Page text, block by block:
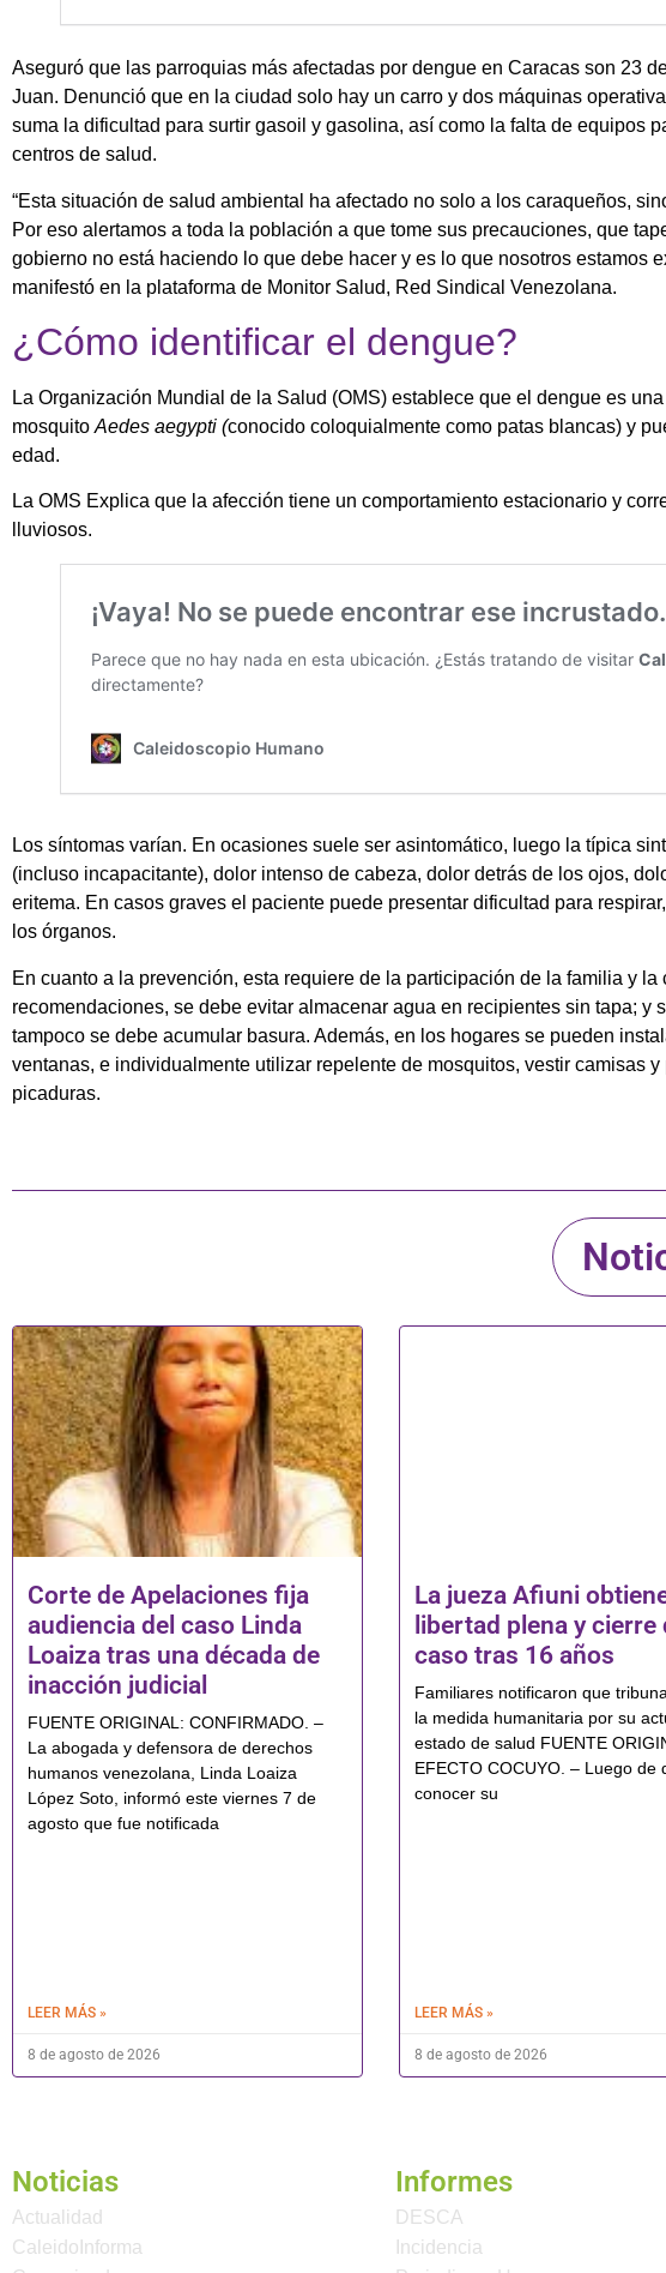
Aseguró que las parroquias más afectadas por dengue en Caracas son 23
Juan. Denunció que en la ciudad solo hay un carro y dos máquinas
suma la dificultad para surtir gasoil y gasolina, así como la falta de equipos
centros de salud.
“Esta situación de salud ambiental ha afectado no solo a los caraqueños,
Por eso alertamos a toda la población a que tome sus precauciones, que
gobierno no está haciendo lo que debe hacer y es lo que nosotros estamos
manifestó en la plataforma de Monitor Salud, Red Sindical Venezolana.
¿Cómo identificar el dengue?
La Organización Mundial de la Salud (OMS) establece que el dengue es una
mosquito Aedes aegypti (conocido coloquialmente como patas blancas) y
edad.
La OMS Explica que la afección tiene un comportamiento estacionario y
lluviosos.
Los síntomas varían. En ocasiones suele ser asintomático, luego la típica
(incluso incapacitante), dolor intenso de cabeza, dolor detrás de los ojos,
eritema. En casos graves el paciente puede presentar dificultad para
los órganos.
En cuanto a la prevención, esta requiere de la participación de la familia y la
recomendaciones, se debe evitar almacenar agua en recipientes sin tapa; y
tampoco se debe acumular basura. Además, en los hogares se pueden
ventanas, e individualmente utilizar repelente de mosquitos, vestir camisas
picaduras.
Corte de Apelaciones fija
audiencia del caso Linda
Loaiza tras una década de
inacción judicial
FUENTE ORIGINAL: CONFIRMADO. –
La abogada y defensora de derechos
humanos venezolana, Linda Loaiza
López Soto, informó este viernes 7 de
agosto que fue notificada
LEER MÁS »
8 de agosto de 2026
La jueza Afiuni
libertad plena y cierre
caso tras 16 años
Familiares notificaron que
la medida humanitaria por su
estado de salud FUENTE
EFECTO COCUYO. – Luego de
conocer su
LEER MÁS »
8 de agosto de 2026
Noticias
Actualidad
CaleidoInforma
Informes
DESCA
Incidencia